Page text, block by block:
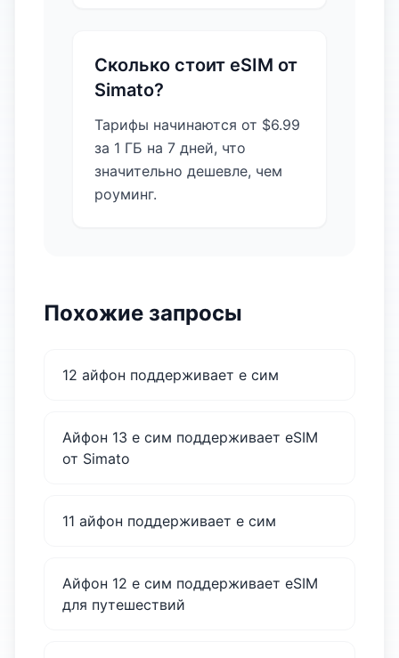
Сколько стоит eSIM от
Simato?
Тарифы начинаются от $6.99
за 1 ГБ на 7 дней, что
значительно дешевле, чем
роуминг.
Похожие запросы
12 айфон поддерживает е сим
Айфон 13 е сим поддерживает eSIM
от Simato
11 айфон поддерживает е сим
Айфон 12 е сим поддерживает eSIM
для путешествий